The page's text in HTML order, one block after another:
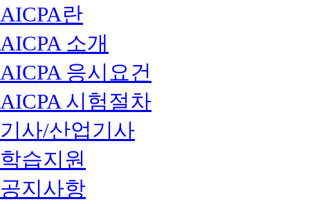
AICPA란
AICPA 소개
AICPA 응시요건
AICPA 시험절차
기사/산업기사
학습지원
공지사항